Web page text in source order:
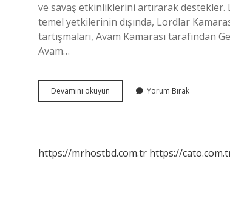
ve savaş etkinliklerini artırarak destekler.
temel yetkilerinin dışında, Lordlar
tartışmaları, Avam Kamarası tarafından
Avam…
Devamını okuyun
Kamarası
Yorum Bırak
https://mrhostbd.com.tr https://